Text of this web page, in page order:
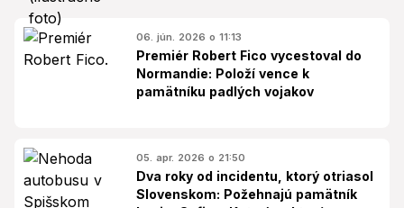
06. jún. 2026 o 11:13
Premiér Robert Fico vycestoval do
Normandie: Položí vence k
pamätníku padlých vojakov
05. apr. 2026 o 21:50
Dva roky od incidentu, ktorý otriasol
Slovenskom: Požehnajú pamätník